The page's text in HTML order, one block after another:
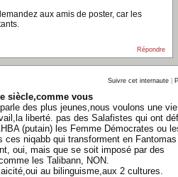
aux amis de poster, car les
Répondre
Suivre cet internaute
siècle,comme vous
des plus jeunes,nous voulons une vie
liberté. pas des Salafistes qui ont
(putain) les Femme Démocrates ou
ces niqabb qui transforment en Fantomas
oui, mais que se soit imposé par des
les Talibann, NON.
au bilinguisme,aux 2 cultures.